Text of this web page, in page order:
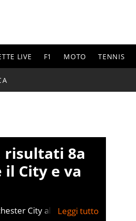
LIVE F1 MOTO TENNIS
risultati 8a
City e va
City al secondo ko